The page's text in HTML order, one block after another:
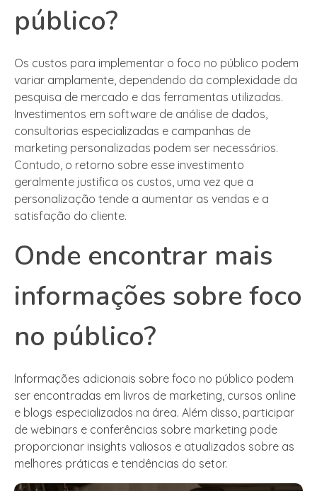
público?
Os custos para implementar o foco no público podem
variar amplamente, dependendo da complexidade da
pesquisa de mercado e das ferramentas utilizadas.
Investimentos em software de análise de dados,
consultorias especializadas e campanhas de
marketing personalizadas podem ser necessários.
Contudo, o retorno sobre esse investimento
geralmente justifica os custos, uma vez que a
personalização tende a aumentar as vendas e a
satisfação do cliente.
Onde encontrar mais
informações sobre foco
no público?
Informações adicionais sobre foco no público podem
ser encontradas em livros de marketing, cursos online
e blogs especializados na área. Além disso, participar
de webinars e conferências sobre marketing pode
proporcionar insights valiosos e atualizados sobre as
melhores práticas e tendências do setor.